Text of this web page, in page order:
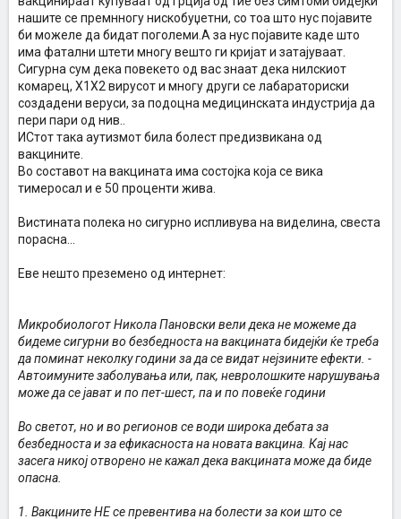
нашите се премнногу нискобуџетни, со тоа што нус појавите
би можеле да бидат поголеми.А за нус појавите каде што
има фатални штети многу вешто ги кријат и затајуваат.
Сигурна сум дека повекето од вас знаат дека нилскиот
комарец, Х1Х2 вирусот и многу други се лабараториски
создадени веруси, за подоцна медицинската индустрија да
пери пари од нив..
ИСтот така аутизмот била болест предизвикана од
вакцините.
Во составот на вакцината има состојка која се вика
тимеросал и е 50 проценти жива.
Вистината полека но сигурно испливува на виделина, свеста
порасна...
Еве нешто преземено од интернет:
Микробиологот Никола Пановски вели дека не можеме да
бидеме сигурни во безбедноста на вакцината бидејќи ќе треба
да поминат неколку години за да се видат нејзините ефекти. -
Автоимуните заболувања или, пак, невролошките нарушувања
може да се јават и по пет-шест, па и по повеќе години
Во светот, но и во регионов се води широка дебата за
безбедноста и за ефикасноста на новата вакцина. Кај нас
засега никој отворено не кажал дека вакцината може да биде
опасна.
1. Вакцините НЕ се превентива на болести за кои што се